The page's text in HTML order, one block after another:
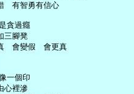
有智勇有信心
貪過癮
三腳凳
會變假　會更真
一個印
心裡滲